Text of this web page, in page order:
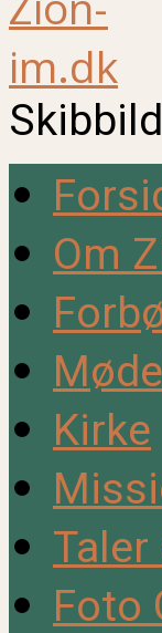
Om
Kirke
Taler
Foto